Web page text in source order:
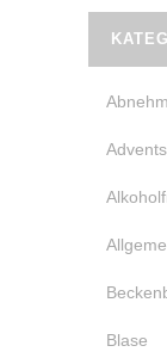
Blase